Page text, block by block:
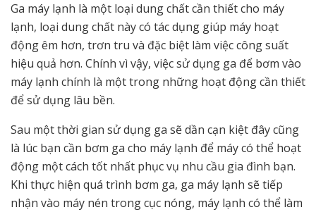
Ga máy lạnh là một loại dung chất cần thiết cho máy
lạnh, loại dung chất này có tác dụng giúp máy hoạt
động êm hơn, trơn tru và đặc biệt làm việc công suất
hiệu quả hơn. Chính vì vậy, việc sử dụng ga để bơm vào
máy lạnh chính là một trong những hoạt động cần thiết
để sử dụng lâu bền.
Sau một thời gian sử dụng ga sẽ dần cạn kiệt đây cũng
là lúc bạn cần bơm ga cho máy lạnh để máy có thể hoạt
động một cách tốt nhất phục vụ nhu cầu gia đình bạn.
Khi thực hiện quá trình bơm ga, ga máy lạnh sẽ tiếp
nhận vào máy nén trong cục nóng, máy lạnh có thể làm